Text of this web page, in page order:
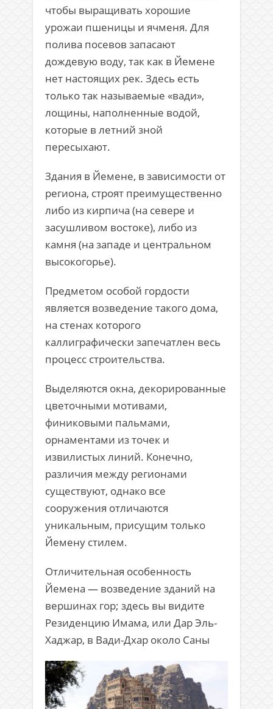
чтобы выращивать хорошие
урожаи пшеницы и ячменя. Для
полива посевов запасают
дождевую воду, так как в Йемене
нет настоящих рек. Здесь есть
только так называемые «вади»,
лощины, наполненные водой,
которые в летний зной
пересыхают.
Здания в Йемене, в зависимости от
региона, строят преимущественно
либо из кирпича (на севере и
засушливом востоке), либо из
камня (на западе и центральном
высокогорье).
Предметом особой гордости
является возведение такого дома,
на стенах которого
каллиграфически запечатлен весь
процесс строительства.
Выделяются окна, декорированные
цветочными мотивами,
финиковыми пальмами,
орнаментами из точек и
извилистых линий. Конечно,
различия между регионами
существуют, однако все
сооружения отличаются
уникальным, присущим только
Йемену стилем.
Отличительная особенность
Йемена — возведение зданий на
вершинах гор; здесь вы видите
Резиденцию Имама, или Дар Эль-
Хаджар, в Вади-Дхар около Саны